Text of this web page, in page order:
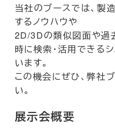
当社のブースでは、製
するノウハウや
2D/3Dの類似図面や過
時に検索・活用できる
います。
この機会にぜひ、弊社
い。
展示会概要